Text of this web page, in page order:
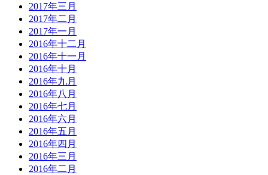
2017年三月
2017年二月
2017年一月
2016年十二月
2016年十一月
2016年十月
2016年九月
2016年八月
2016年七月
2016年六月
2016年五月
2016年四月
2016年三月
2016年二月